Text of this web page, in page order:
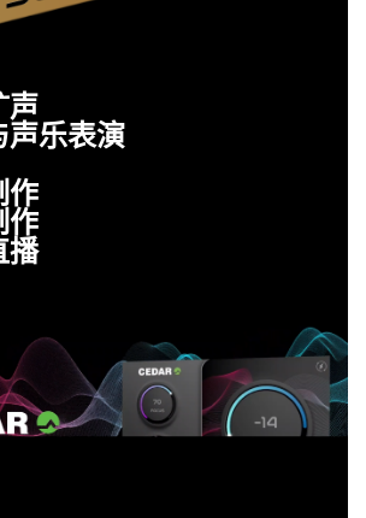
声
声乐表演
作
作
播